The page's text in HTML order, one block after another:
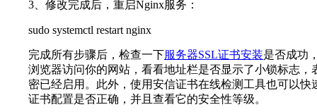
3、修改完成后，重启Nginx服务：
sudo systemctl restart nginx
完成所有步骤后，检查一下服务器SSL证书安装是否成功
浏览器访问你的网站，看看地址栏是否显示了小锁标志，
密已经启用。此外，使用安信证书在线检测工具也可以快
证书配置是否正确，并且查看它的安全性等级。